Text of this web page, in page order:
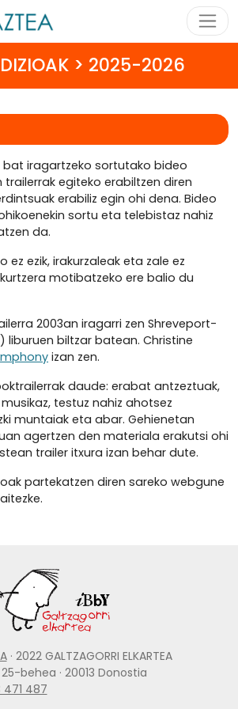
> 2025-2026
bat iragartzeko sortutako bideo
egiteko erabiltzen diren
erabiliz egin ohi dena. Bideo
sortu eta telebistaz nahiz
da.
ez ezik, irakurzaleak eta zale ez
motibatzeko ere balio du
2003an iragarri zen Shreveport-
liburuen biltzar batean. Christine
izan zen.
daude: erabat antzeztuak,
testuz nahiz ahotsez
muntaiak eta abar. Gehienetan
agertzen den materiala erakutsi ohi
trailer itxura izan behar dute.
partekatzen diren sareko webgune
· 2022 GALTZAGORRI ELKARTEA
behea · 20013 Donostia
471 487